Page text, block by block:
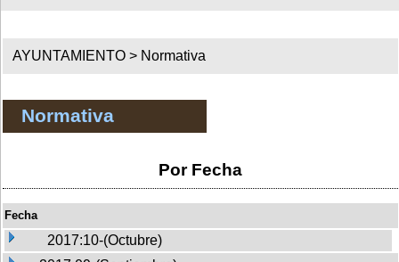
AYUNTAMIENTO > Normativa
Normativa
Por Fecha
Fecha
2017:10-(Octubre)